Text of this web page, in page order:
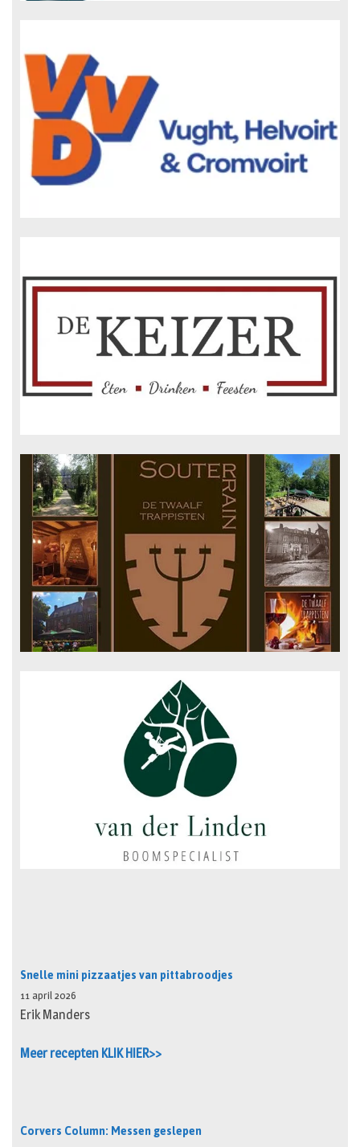
Snelle mini pizzaatjes van pittabroodjes
11 april 2026
Erik Manders
Meer recepten KLIK HIER>>
Corvers Column: Messen geslepen